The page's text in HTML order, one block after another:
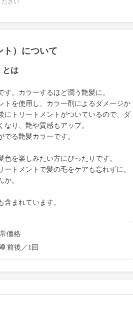
ださい
ト）について
とは
。カラーするほど潤う艶髪に。
トを使用し、カラー剤によるダメージか
にトリートメントがついているので、ダ
り、艶や質感もアップ。
る艶髪カラーです。
を楽しみたい方にぴったりです。
トメントで髪の毛をケアも忘れずに。
。
まれています。
価格
前後／1回